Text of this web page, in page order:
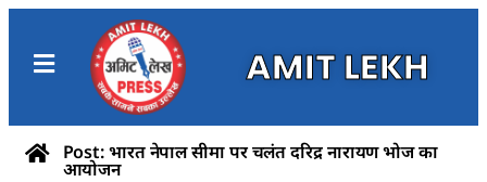
AMIT LEKH
Post: भारत नेपाल सीमा पर चलंत दरिद्र नारायण भोज का
आयोजन